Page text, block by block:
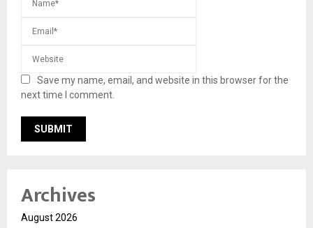
Save my name, email, and website in this browser for the
next time I comment.
Archives
August 2026